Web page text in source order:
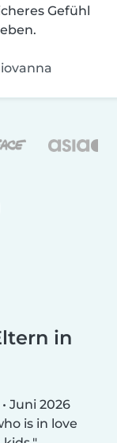
Gefühl
in
• Juni 2026
is in love